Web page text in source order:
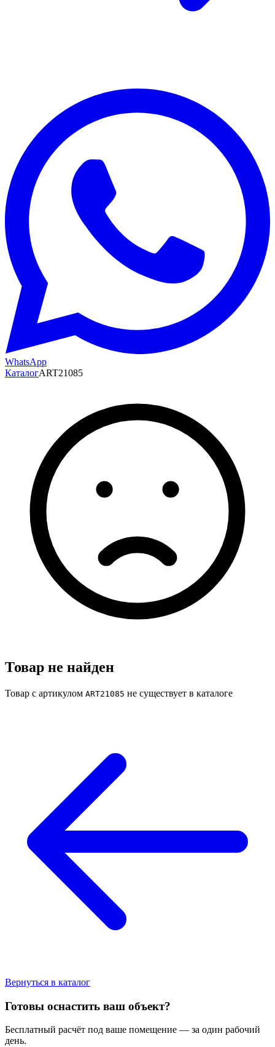
WhatsApp
КаталогART21085
Товар не найден
Товар с артикулом ART21085 не существует в каталоге
Вернуться в каталог
Готовы оснастить ваш объект?
Бесплатный расчёт под ваше помещение — за один рабочий
день.